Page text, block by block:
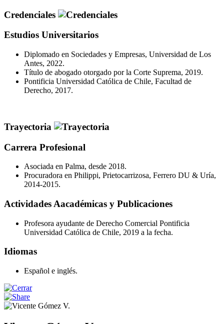
Credenciales
Estudios Universitarios
Diplomado en Sociedades y Empresas, Universidad de Los
Antes, 2022.
Título de abogado otorgado por la Corte Suprema, 2019.
Pontificia Universidad Católica de Chile, Facultad de
Derecho, 2017.
Trayectoria
Carrera Profesional
Asociada en Palma, desde 2018.
Procuradora en Philippi, Prietocarrizosa, Ferrero DU & Uría,
2014-2015.
Actividades Aacadémicas y Publicaciones
Profesora ayudante de Derecho Comercial Pontificia
Universidad Católica de Chile, 2019 a la fecha.
Idiomas
Español e inglés.